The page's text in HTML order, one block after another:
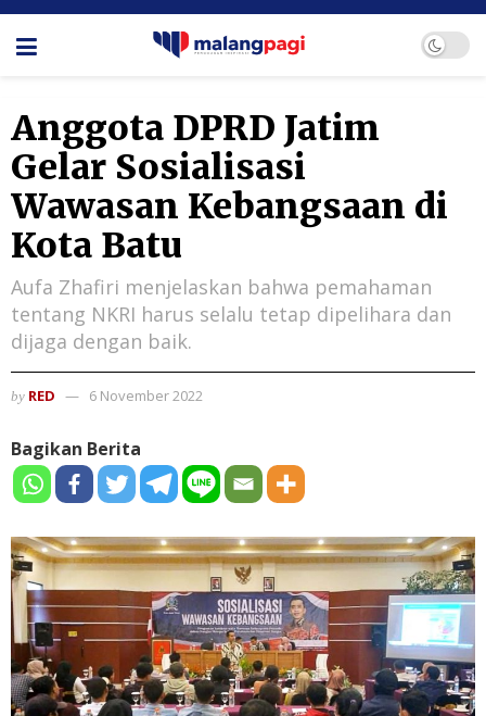
Anggota DPRD Jatim
Gelar Sosialisasi
Wawasan Kebangsaan di
Kota Batu
Aufa Zhafiri menjelaskan bahwa pemahaman
tentang NKRI harus selalu tetap dipelihara dan
dijaga dengan baik.
by RED 6 November 2022
Bagikan Berita